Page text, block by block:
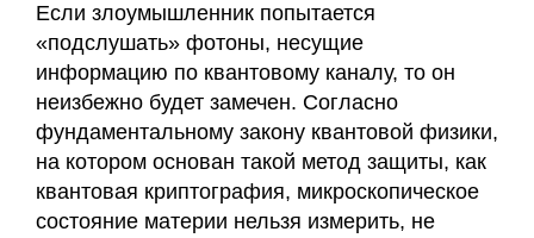
Если злоумышленник попытается
«подслушать» фотоны, несущие
информацию по квантовому каналу, то он
неизбежно будет замечен. Согласно
фундаментальному закону квантовой физики,
на котором основан такой метод защиты, как
квантовая криптография, микроскопическое
состояние материи нельзя измерить, не